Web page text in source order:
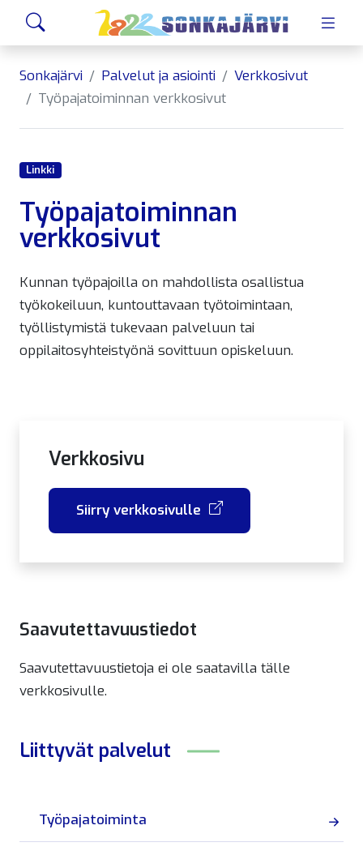
Siirry sivusisältöön
Sonkajärvi Palvelut ja asiointi
Verkkosivut
Työpajatoiminnan verkkosivut
Linkki
Työpajatoiminnan
verkkosivut
Kunnan työpajoilla on mahdollista osallistua
työkokeiluun, kuntouttavaan työtoimintaan,
työllistymistä tukevaan palveluun tai
oppilaitosyhteistyönä sovittuun opiskeluun.
Verkkosivu
Siirry verkkosivulle
Saavutettavuustiedot
Saavutettavuustietoja ei ole saatavilla tälle
verkkosivulle.
Liittyvät palvelut
Työpajatoiminta